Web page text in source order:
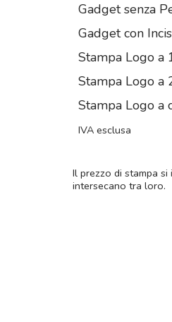
Gadget senza
Gadget con
Stampa Logo a
Stampa Logo a
Stampa Logo a
IVA esclusa
Il prezzo di stampa
intersecano tra loro.